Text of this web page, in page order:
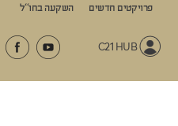
פרויקטים חדשים
השקעה בחו“ל
C21 HUB